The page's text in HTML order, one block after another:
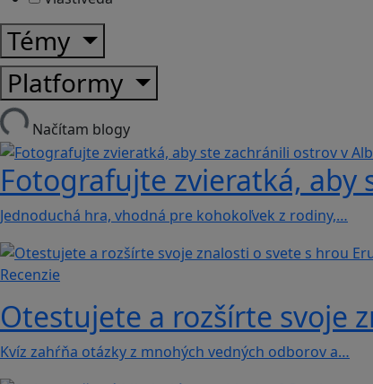
Témy
Platformy
Načítam blogy
Fotografujte zvieratká, aby
Jednoduchá hra, vhodná pre kohokoľvek z rodiny,…
Recenzie
Otestujete a rozšírte svoje
Kvíz zahŕňa otázky z mnohých vedných odborov a…